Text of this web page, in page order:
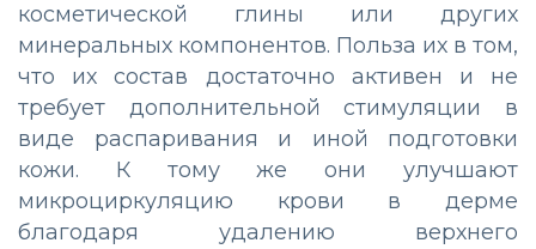
косметической глины или других
минеральных компонентов. Польза их в том,
что их состав достаточно активен и не
требует дополнительной стимуляции в
виде распаривания и иной подготовки
кожи. К тому же они улучшают
микроциркуляцию крови в дерме
благодаря удалению верхнего